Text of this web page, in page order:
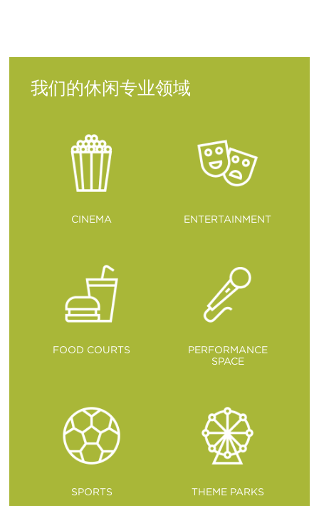
译
译
译
译
我们的休闲专业领域
CINEMA ENTERTAINMENT
FOOD COURTS
PERFORMANCE
SPACE
SPORTS THEME PARKS